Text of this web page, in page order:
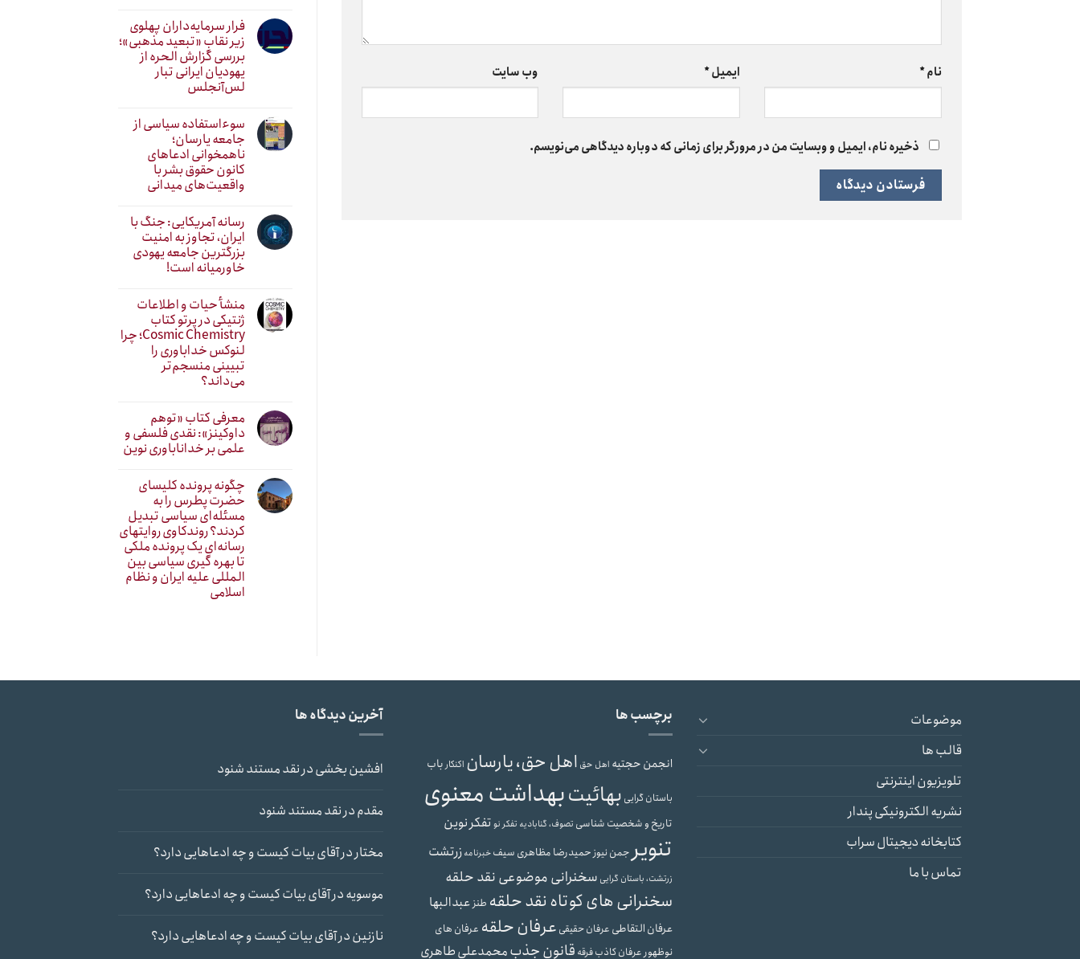
نام* ایمیل* وب‌ سایت
ذخیره نام، ایمیل و وبسایت من در مرورگر برای زمانی که دوباره دیدگاهی می‌نویسم.
فرار سرمایه‌داران پهلوی
زیر نقابِ «تبعید مذهبی»؛
بررسی گزارش الحره از
یهودیان ایرانی تبار
لس‌آنجلس
سوءاستفاده سیاسی از
جامعه یارسان؛
ناهمخوانی ادعاهای
کانون حقوق بشر با
واقعیت‌های میدانی
رسانه آمریکایی: جنگ با
ایران، تجاوز به امنیت
بزرگترین جامعه یهودی
خاورمیانه است!
منشأ حیات و اطلاعات
ژنتیکی در پرتو کتاب
Cosmic Chemistry؛ چرا
لنوکس خداباوری را
تبیینی منسجم‌تر
می‌داند؟
معرفی کتاب «توهم
داوکینز»: نقدی فلسفی و
علمی بر خداناباوری نوین
چگونه پرونده کلیسای
حضرت پطرس را به
مسئله‌ای سیاسی تبدیل
کردند؟ روندکاوی روایتهای
رسانه‌ایِ یک پرونده ملکی
تا بهره گیری سیاسی بین
المللی علیه ایران و نظام
اسلامی
موضوعات
قالب ها
تلویزیون اینترنتی
نشریه الکترونیکی پندار
کتابخانه دیجیتال سراب
تماس با ما
برچسب ها
انجمن حجتیه اهل حق اهل حق، یارسان اکنکارباب
باستان گرایی بهائیتبهداشت معنوی
تاریخ و شخصیت شناسی تصوف، گنابادیه تفکر نوتفکر نوین
تنویر جمن نیوزحمیدرضا مظاهری سیفخبرنامهزرتشت
زرتشت، باستان گرایی سخنرانی موضوعی نقد حلقه
سخنرانی های کوتاه نقد حلقه طنزعبدالبها
عرفان التقاطی عرفان حقیقی عرفان حلقه عرفان های
نوظهورعرفان کاذبفرقه قانون جذبمحمدعلی طاهری
آخرین دیدگاه ها
افشین بخشیدرنقد مستند شنود
مقدمدرنقد مستند شنود
مختاردرآقای بیات کیست و چه ادعاهایی دارد؟
موسویهدرآقای بیات کیست و چه ادعاهایی دارد؟
نازنیندرآقای بیات کیست و چه ادعاهایی دارد؟